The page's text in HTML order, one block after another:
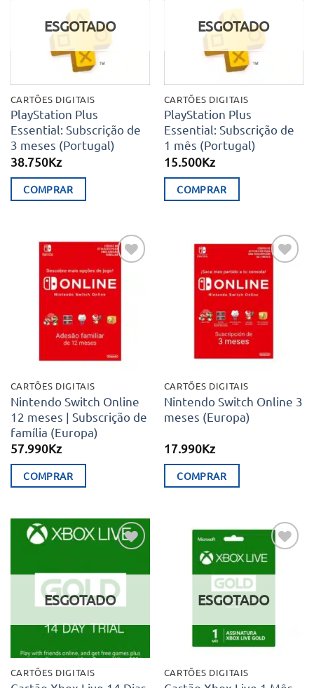
ESGOTADO
CARTÕES DIGITAIS
PlayStation Plus
Essential: Subscrição de
3 meses (Portugal)
38.750Kz
COMPRAR
ESGOTADO
CARTÕES DIGITAIS
PlayStation Plus
Essential: Subscrição de
1 mês (Portugal)
15.500Kz
COMPRAR
Adicionar
aos meus
desejos
CARTÕES DIGITAIS
Nintendo Switch Online
12 meses | Subscrição de
família (Europa)
57.990Kz
COMPRAR
Adicionar
aos meus
CARTÕES DIGITAIS
Nintendo Switch Online 3
meses (Europa)
17.990Kz
COMPRAR
aos meus
desejos
ESGOTADO
CARTÕES DIGITAIS
Adicionar
aos meus
ESGOTADO
CARTÕES DIGITAIS